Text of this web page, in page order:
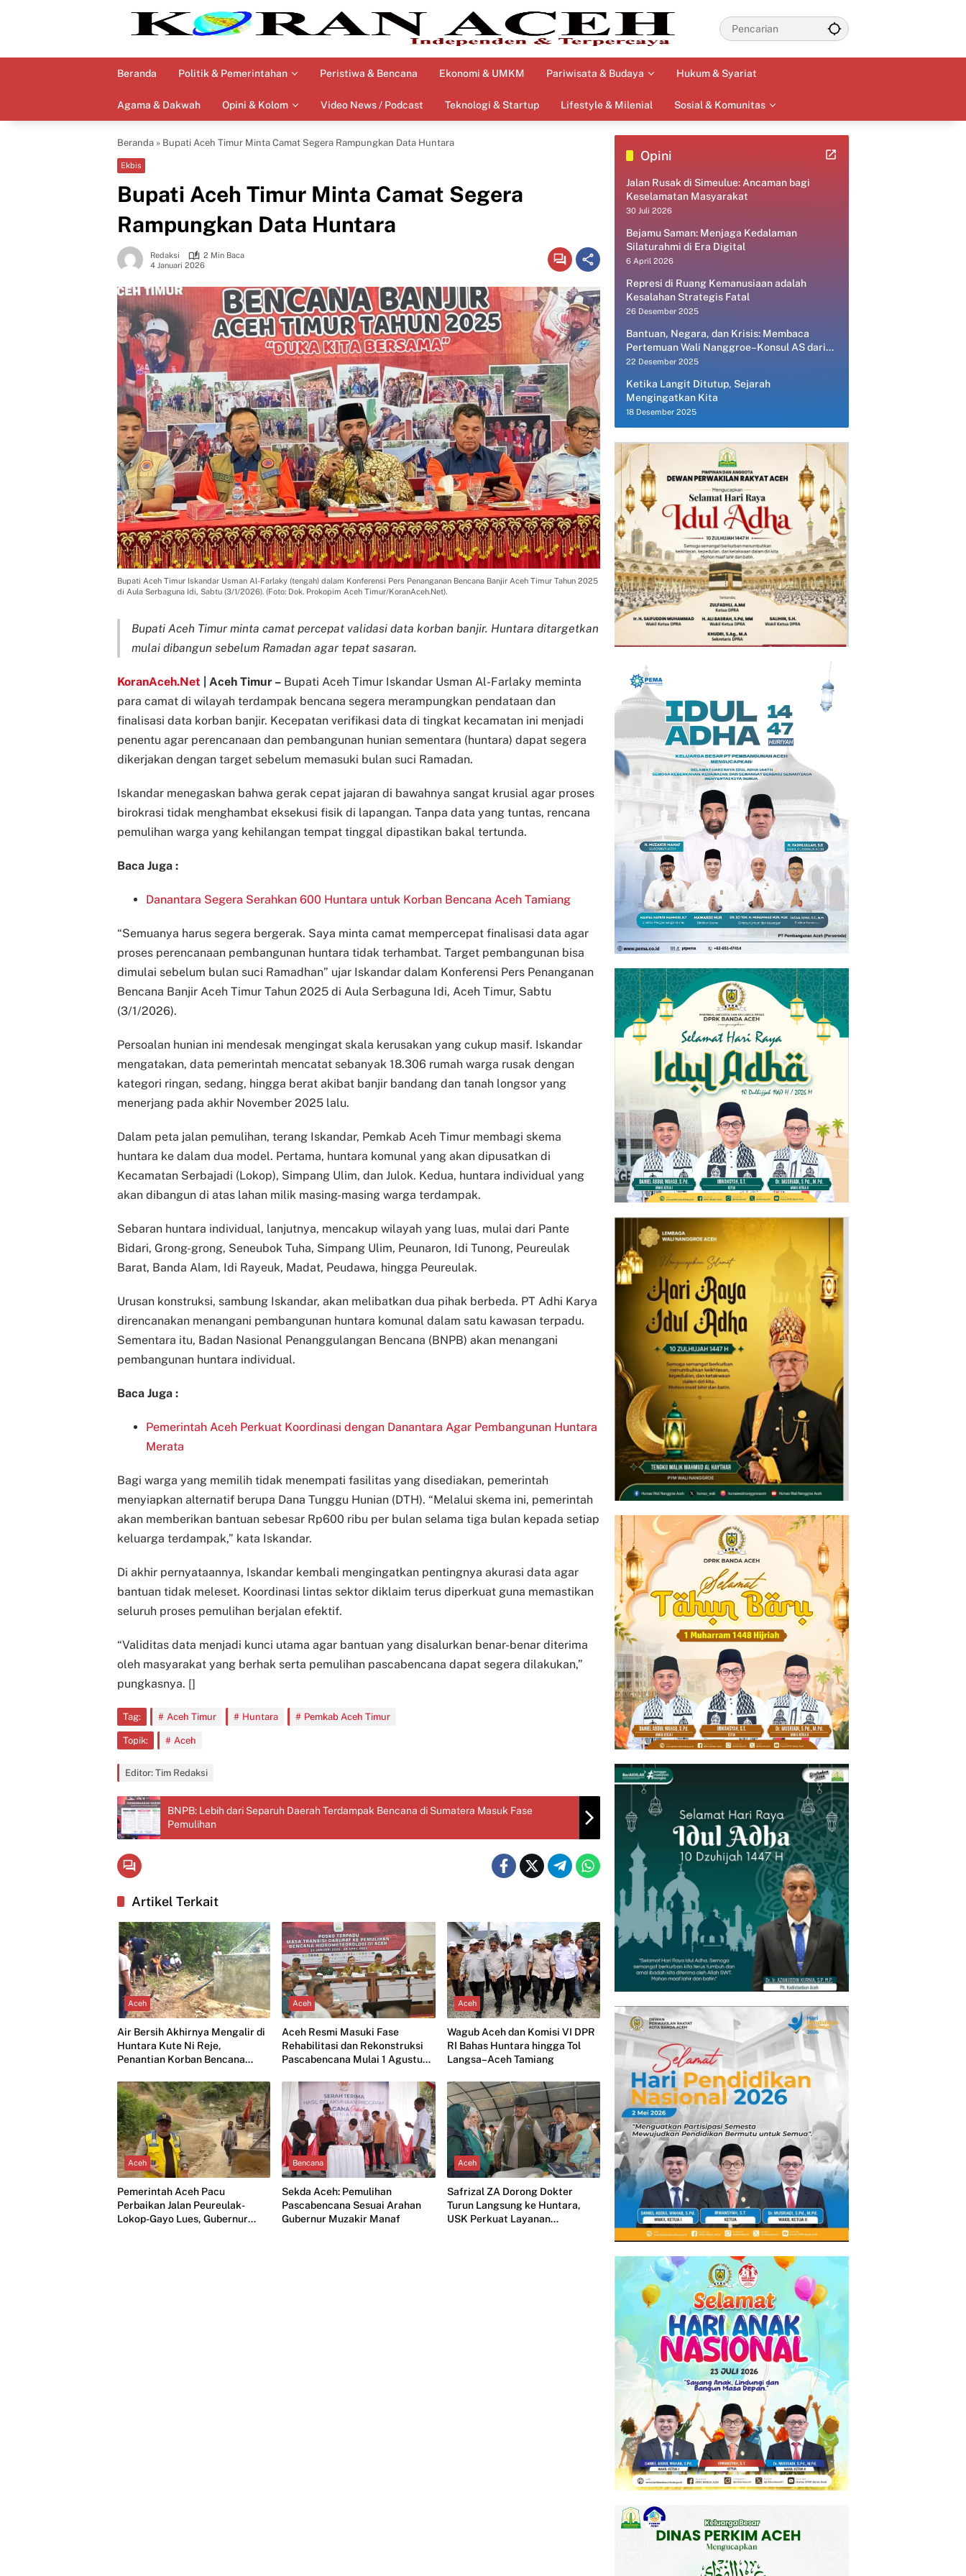
Beranda Politik & Pemerintahan Peristiwa & Bencana Ekonomi & UMKM Pariwisata & Budaya Hukum & Syariat
Agama & Dakwah Opini & Kolom Video News / Podcast Teknologi & Startup Lifestyle & Milenial Sosial & Komunitas
Beranda » Bupati Aceh Timur Minta Camat Segera Rampungkan Data Huntara
Ekbis
Bupati Aceh Timur Minta Camat Segera
Rampungkan Data Huntara
Redaksi
2 Min Baca
4 Januari 2026
Bupati Aceh Timur Iskandar Usman Al-Farlaky (tengah) dalam Konferensi Pers Penanganan Bencana Banjir Aceh Timur Tahun 2025
di Aula Serbaguna Idi, Sabtu (3/1/2026). (Foto: Dok. Prokopim Aceh Timur/KoranAceh.Net).
Bupati Aceh Timur minta camat percepat validasi data korban banjir. Huntara ditargetkan
mulai dibangun sebelum Ramadan agar tepat sasaran.
KoranAceh.Net | Aceh Timur – Bupati Aceh Timur Iskandar Usman Al-Farlaky meminta
para camat di wilayah terdampak bencana segera merampungkan pendataan dan
finalisasi data korban banjir. Kecepatan verifikasi data di tingkat kecamatan ini menjadi
penentu agar perencanaan dan pembangunan hunian sementara (huntara) dapat segera
dikerjakan dengan target sebelum memasuki bulan suci Ramadan.
Iskandar menegaskan bahwa gerak cepat jajaran di bawahnya sangat krusial agar proses
birokrasi tidak menghambat eksekusi fisik di lapangan. Tanpa data yang tuntas, rencana
pemulihan warga yang kehilangan tempat tinggal dipastikan bakal tertunda.
Baca Juga :
Danantara Segera Serahkan 600 Huntara untuk Korban Bencana Aceh Tamiang
“Semuanya harus segera bergerak. Saya minta camat mempercepat finalisasi data agar
proses perencanaan pembangunan huntara tidak terhambat. Target pembangunan bisa
dimulai sebelum bulan suci Ramadhan” ujar Iskandar dalam Konferensi Pers Penanganan
Bencana Banjir Aceh Timur Tahun 2025 di Aula Serbaguna Idi, Aceh Timur, Sabtu
(3/1/2026).
Persoalan hunian ini mendesak mengingat skala kerusakan yang cukup masif. Iskandar
mengatakan, data pemerintah mencatat sebanyak 18.306 rumah warga rusak dengan
kategori ringan, sedang, hingga berat akibat banjir bandang dan tanah longsor yang
menerjang pada akhir November 2025 lalu.
Dalam peta jalan pemulihan, terang Iskandar, Pemkab Aceh Timur membagi skema
huntara ke dalam dua model. Pertama, huntara komunal yang akan dipusatkan di
Kecamatan Serbajadi (Lokop), Simpang Ulim, dan Julok. Kedua, huntara individual yang
akan dibangun di atas lahan milik masing-masing warga terdampak.
Sebaran huntara individual, lanjutnya, mencakup wilayah yang luas, mulai dari Pante
Bidari, Grong-grong, Seneubok Tuha, Simpang Ulim, Peunaron, Idi Tunong, Peureulak
Barat, Banda Alam, Idi Rayeuk, Madat, Peudawa, hingga Peureulak.
Urusan konstruksi, sambung Iskandar, akan melibatkan dua pihak berbeda. PT Adhi Karya
direncanakan menangani pembangunan huntara komunal dalam satu kawasan terpadu.
Sementara itu, Badan Nasional Penanggulangan Bencana (BNPB) akan menangani
pembangunan huntara individual.
Baca Juga :
Pemerintah Aceh Perkuat Koordinasi dengan Danantara Agar Pembangunan Huntara
Merata
Bagi warga yang memilih tidak menempati fasilitas yang disediakan, pemerintah
menyiapkan alternatif berupa Dana Tunggu Hunian (DTH). “Melalui skema ini, pemerintah
akan memberikan bantuan sebesar Rp600 ribu per bulan selama tiga bulan kepada setiap
keluarga terdampak,” kata Iskandar.
Di akhir pernyataannya, Iskandar kembali mengingatkan pentingnya akurasi data agar
bantuan tidak meleset. Koordinasi lintas sektor diklaim terus diperkuat guna memastikan
seluruh proses pemulihan berjalan efektif.
“Validitas data menjadi kunci utama agar bantuan yang disalurkan benar-benar diterima
oleh masyarakat yang berhak serta pemulihan pascabencana dapat segera dilakukan,”
pungkasnya. []
Tag: Aceh Timur Huntara Pemkab Aceh Timur
Topik: Aceh
Editor: Tim Redaksi
BNPB: Lebih dari Separuh Daerah Terdampak Bencana di Sumatera Masuk Fase
Pemulihan
Artikel Terkait
Aceh
Air Bersih Akhirnya Mengalir di
Huntara Kute Ni Reje,
Penantian Korban Bencana
Aceh
Aceh Resmi Masuki Fase
Rehabilitasi dan Rekonstruksi
Pascabencana Mulai 1 Agustus
Aceh
Wagub Aceh dan Komisi VI DPR
RI Bahas Huntara hingga Tol
Langsa–Aceh Tamiang
Aceh
Pemerintah Aceh Pacu
Perbaikan Jalan Peureulak-
Lokop-Gayo Lues, Gubernur
Bencana
Sekda Aceh: Pemulihan
Pascabencana Sesuai Arahan
Gubernur Muzakir Manaf
Aceh
Safrizal ZA Dorong Dokter
Turun Langsung ke Huntara,
USK Perkuat Layanan
Opini
Jalan Rusak di Simeulue: Ancaman bagi
Keselamatan Masyarakat
30 Juli 2026
Bejamu Saman: Menjaga Kedalaman
Silaturahmi di Era Digital
6 April 2026
Represi di Ruang Kemanusiaan adalah
Kesalahan Strategis Fatal
26 Desember 2025
Bantuan, Negara, dan Krisis: Membaca
Pertemuan Wali Nanggroe–Konsul AS dari
Perspektif Ekonomi Politik
22 Desember 2025
Ketika Langit Ditutup, Sejarah
Mengingatkan Kita
18 Desember 2025